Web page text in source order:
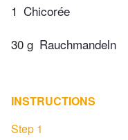
1 Chicorée
30 g Rauchmandeln
INSTRUCTIONS
Step 1